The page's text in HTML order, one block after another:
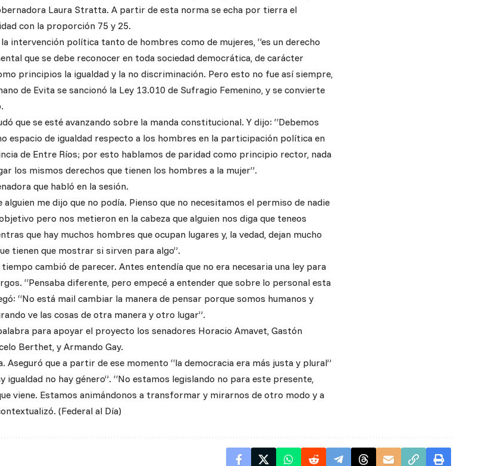
Laura Stratta. A partir de esta norma se echa por tierra el
con la proporción 75 y 25.
intervención política tanto de hombres como de mujeres, “es un derecho
que se debe reconocer en toda sociedad democrática, de carácter
principios la igualdad y la no discriminación. Pero esto no fue así siempre,
de Evita se sancionó la Ley 13.010 de Sufragio Femenino, y se convierte
que se esté avanzando sobre la manda constitucional. Y dijo: “Debemos
espacio de igualdad respecto a los hombres en la participación política en
de Entre Ríos; por esto hablamos de paridad como principio rector, nada
los mismos derechos que tienen los hombres a la mujer”.
que habló en la sesión.
alguien me dijo que no podía. Pienso que no necesitamos el permiso de nadie
pero nos metieron en la cabeza que alguien nos diga que teneos
que hay muchos hombres que ocupan lugares y, la vedad, dejan mucho
tienen que mostrar si sirven para algo”.
cambió de parecer. Antes entendía que no era necesaria una ley para
“Pensaba diferente, pero empecé a entender que sobre lo personal esta
“No está mail cambiar la manera de pensar porque somos humanos y
ve las cosas de otra manera y otro lugar”.
para apoyar el proyecto los senadores Horacio Amavet, Gastón
Berthet, y Armando Gay.
que a partir de ese momento “la democracia era más justa y plural”
igualdad no hay género”. “No estamos legislando no para este presente,
viene. Estamos animándonos a transformar y mirarnos de otro modo y a
(Federal al Día)